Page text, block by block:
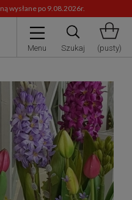
wysłane po 9.08.2026r.
Menu Szukaj (pusty)